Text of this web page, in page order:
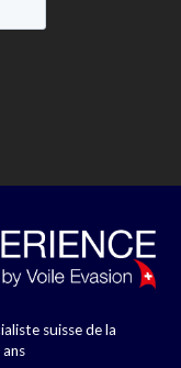
suisse de la